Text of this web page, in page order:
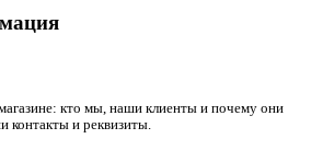
кто мы, наши клиенты и почему они
контакты и реквизиты.